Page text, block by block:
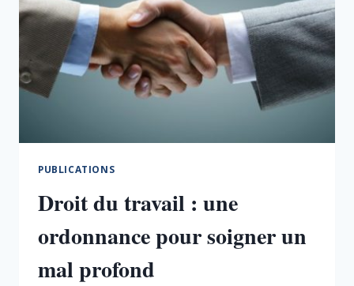
PUBLICATIONS
Droit du travail : une
ordonnance pour soigner un
mal profond